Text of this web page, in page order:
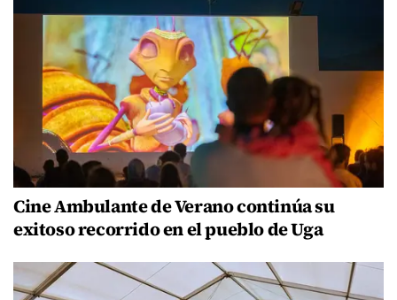
Cine Ambulante de Verano continúa su
exitoso recorrido en el pueblo de Uga